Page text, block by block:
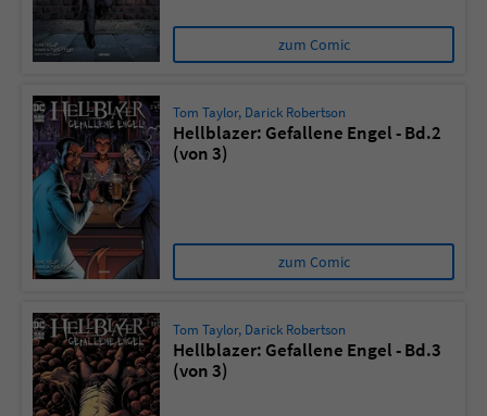
zum Comic
Tom Taylor, Darick Robertson
Hellblazer: Gefallene Engel - Bd.2
(von 3)
zum Comic
Tom Taylor, Darick Robertson
Hellblazer: Gefallene Engel - Bd.3
(von 3)